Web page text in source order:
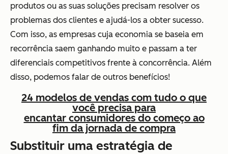
produtos ou as suas soluções precisam resolver os
problemas dos clientes e ajudá-los a obter sucesso.
Com isso, as empresas cuja economia se baseia em
recorrência saem ganhando muito e passam a ter
diferenciais competitivos frente à concorrência. Além
disso, podemos falar de outros benefícios!
24 modelos de vendas com tudo o que
você precisa para
encantar consumidores do começo ao
fim da jornada de compra
Substituir uma estratégia de